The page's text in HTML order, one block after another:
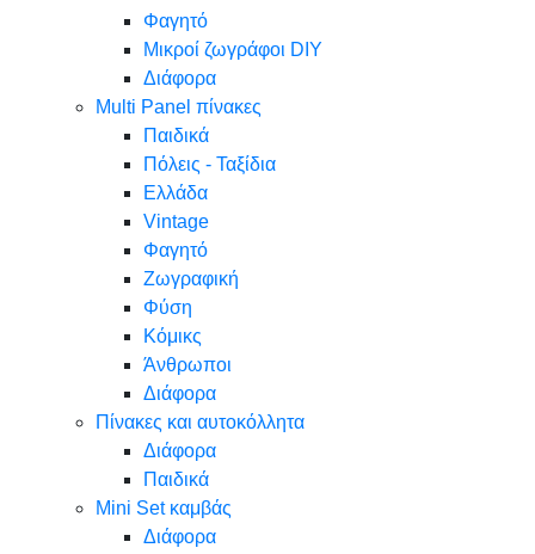
Φαγητό
Μικροί ζωγράφοι DIY
Διάφορα
Multi Panel πίνακες
Παιδικά
Πόλεις - Ταξίδια
Ελλάδα
Vintage
Φαγητό
Ζωγραφική
Φύση
Κόμικς
Άνθρωποι
Διάφορα
Πίνακες και αυτοκόλλητα
Διάφορα
Παιδικά
Mini Set καμβάς
Διάφορα